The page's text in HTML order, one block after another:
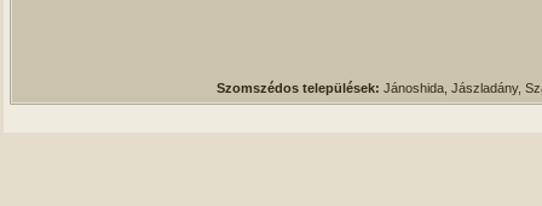
Szomszédos települések: Jánoshida, Jászladány,